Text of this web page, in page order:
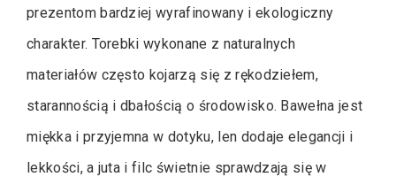
prezentom bardziej wyrafinowany i ekologiczny
charakter. Torebki wykonane z naturalnych
materiałów często kojarzą się z rękodziełem,
starannością i dbałością o środowisko. Bawełna jest
miękka i przyjemna w dotyku, len dodaje elegancji i
lekkości, a juta i filc świetnie sprawdzają się w